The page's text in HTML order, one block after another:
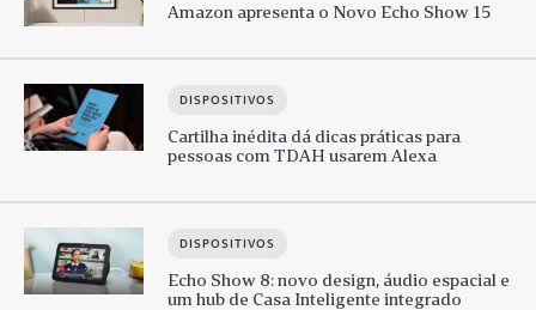
Amazon apresenta o Novo Echo Show 15
DISPOSITIVOS
Cartilha inédita dá dicas práticas para
pessoas com TDAH usarem Alexa
DISPOSITIVOS
Echo Show 8: novo design, áudio espacial e
um hub de Casa Inteligente integrado